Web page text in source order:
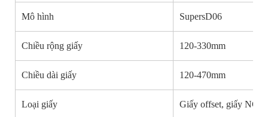
Mô hình SupersD06
Chiều rộng giấy 120-330mm
Chiều dài giấy 120-470mm
Loại giấy Giấy offset, giấy